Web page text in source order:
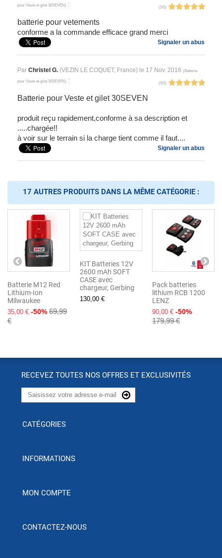
pour Veste et gilet 30SEVEN) : (5/5)
batterie pour vetements
conforme a la commande efficace grand merci
Signaler un abus
Par Christel G. (VEZIN LE COQUET, France) le 17 Nov. 2016 (Batterie
pour Veste et gilet 30SEVEN) : (5/5)
Batterie pour Veste et gilet 30SEVEN
produit reçu rapidement,conforme à sa description et
.....chargée!!
à voir sur le terrain si la charge tient comme il faut....
Signaler un abus
17 AUTRES PRODUITS DANS LA MÊME CATÉGORIE :
Batterie M12 Red
Lithium-Ion
Milwaukee
35,00 € -50% 69,99
€
KIT Batteries 12V
2600 mAh SOFT
CASE avec
chargeur, Gerbing
130,00 €
Pack batteries
lithium RCB 1200
LENZ
90,00 € -50%
179,99 €
RECEVEZ TOUTES NOS OFFRES ET EXCLUSIVITÉS
CATÉGORIES
INFORMATIONS
MON COMPTE
CONTACTEZ-NOUS